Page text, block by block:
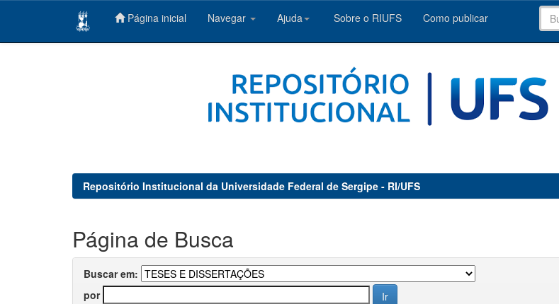
Página inicial Navegar Ajuda Sobre o RIUFS Como publicar
Repositório Institucional da Universidade Federal de Sergipe - RI/UFS
Página de Busca
Buscar em:
por